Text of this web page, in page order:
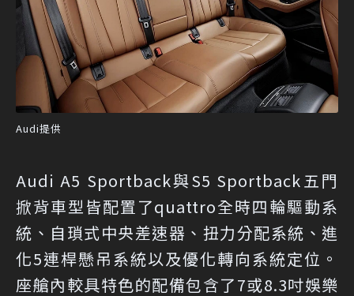
Audi提供
Audi A5 Sportback與S5 Sportback五門
掀背車型皆配置了quattro全時四輪驅動系
統、自瑣式中央差速器、扭力分配系統、進
化5連桿懸吊系統以及優化轉向系統定位。
座艙內較具特色的配備包含了7或8.3吋娛樂